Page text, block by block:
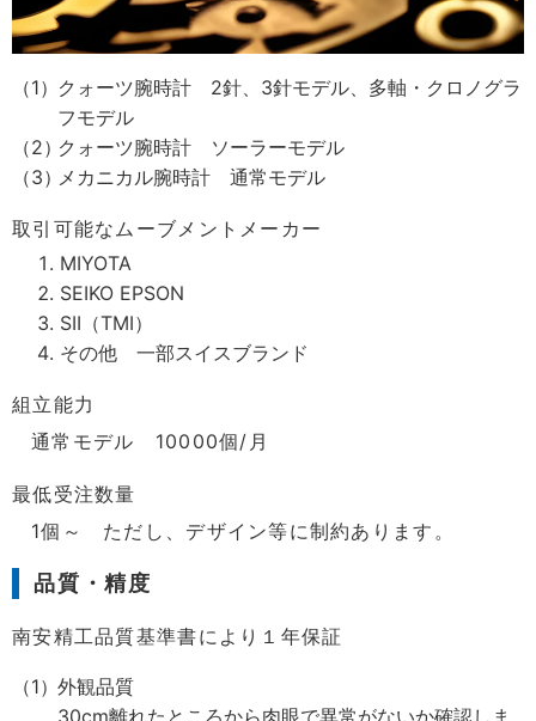
クォーツ腕時計 2針、3針モデル、多軸・クロノグラ
フモデル
クォーツ腕時計 ソーラーモデル
メカニカル腕時計 通常モデル
取引可能なムーブメントメーカー
MIYOTA
SEIKO EPSON
SII（TMI）
その他 一部スイスブランド
組立能力
通常モデル 10000個/月
最低受注数量
1個～ ただし、デザイン等に制約あります。
品質・精度
南安精工品質基準書により１年保証
外観品質